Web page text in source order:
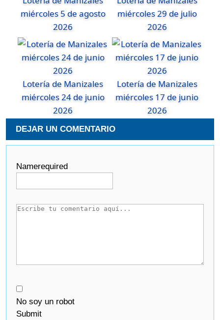
miércoles 5 de agosto
2026
miércoles 29 de julio
2026
Lotería de Manizales
miércoles 24 de junio
2026
Lotería de Manizales
miércoles 17 de junio
2026
DEJAR UN COMENTARIO
Namerequired
No soy un robot
Submit